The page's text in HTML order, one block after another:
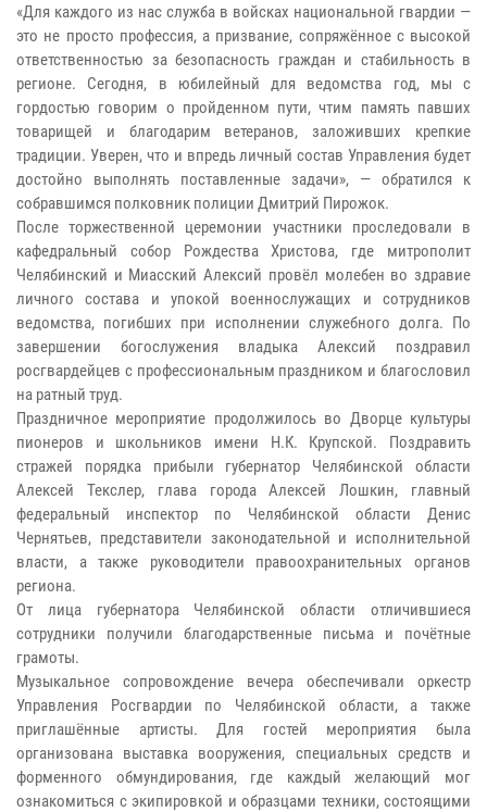
«Для каждого из нас служба в войсках национальной гвардии —
это не просто профессия, а призвание, сопряжённое с высокой
ответственностью за безопасность граждан и стабильность в
регионе. Сегодня, в юбилейный для ведомства год, мы с
гордостью говорим о пройденном пути, чтим память павших
товарищей и благодарим ветеранов, заложивших крепкие
традиции. Уверен, что и впредь личный состав Управления будет
достойно выполнять поставленные задачи», — обратился к
собравшимся полковник полиции Дмитрий Пирожок.
После торжественной церемонии участники проследовали в
кафедральный собор Рождества Христова, где митрополит
Челябинский и Миасский Алексий провёл молебен во здравие
личного состава и упокой военнослужащих и сотрудников
ведомства, погибших при исполнении служебного долга. По
завершении богослужения владыка Алексий поздравил
росгвардейцев с профессиональным праздником и благословил
на ратный труд.
Праздничное мероприятие продолжилось во Дворце культуры
пионеров и школьников имени Н.К. Крупской. Поздравить
стражей порядка прибыли губернатор Челябинской области
Алексей Текслер, глава города Алексей Лошкин, главный
федеральный инспектор по Челябинской области Денис
Чернятьев, представители законодательной и исполнительной
власти, а также руководители правоохранительных органов
региона.
От лица губернатора Челябинской области отличившиеся
сотрудники получили благодарственные письма и почётные
грамоты.
Музыкальное сопровождение вечера обеспечивали оркестр
Управления Росгвардии по Челябинской области, а также
приглашённые артисты. Для гостей мероприятия была
организована выставка вооружения, специальных средств и
форменного обмундирования, где каждый желающий мог
ознакомиться с экипировкой и образцами техники, состоящими